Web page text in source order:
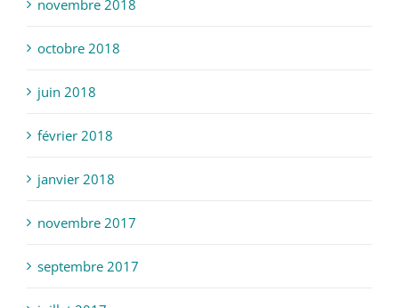
novembre 2018
octobre 2018
juin 2018
février 2018
janvier 2018
novembre 2017
septembre 2017